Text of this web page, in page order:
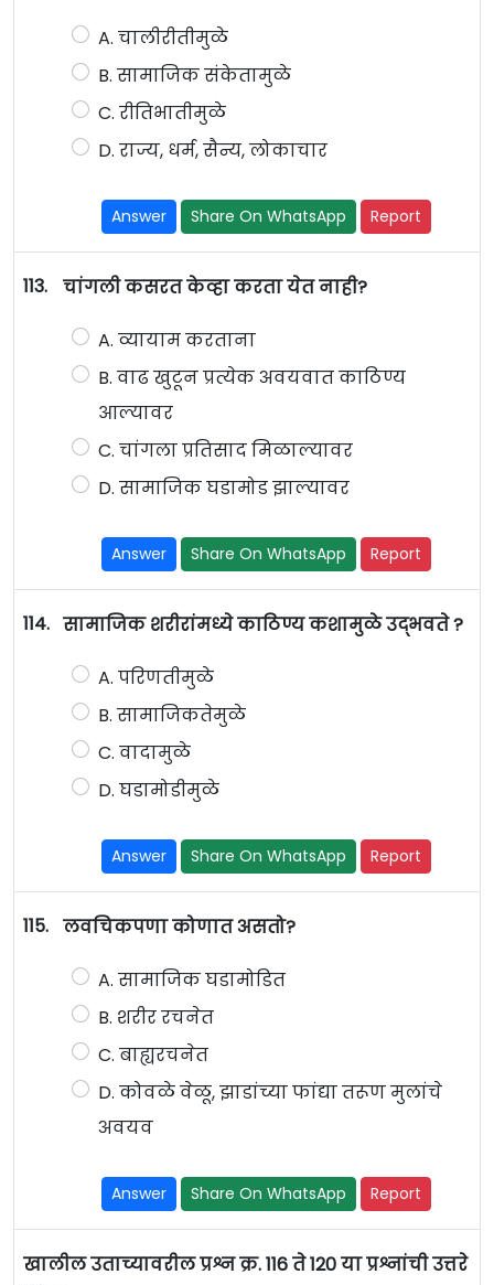
A. चालीरीतीमुळे
B. सामाजिक संकेतामुळे
C. रीतिभातीमुळे
D. राज्य, धर्म, सैन्य, लोकाचार
Answer Share On WhatsApp Report
113. चांगली कसरत केव्हा करता येत नाही?
A. व्यायाम करताना
B. वाढ खुटून प्रत्येक अवयवात काठिण्य
आल्यावर
C. चांगला प्रतिसाद मिळाल्यावर
D. सामाजिक घडामोड झाल्यावर
Answer Share On WhatsApp Report
114. सामाजिक शरीरांमध्ये काठिण्य कशामुळे उद्भवते ?
A. परिणतीमुळे
B. सामाजिकतेमुळे
C. वादामुळे
D. घडामोडीमुळे
Answer Share On WhatsApp Report
115. लवचिकपणा कोणात असतो?
A. सामाजिक घडामोडित
B. शरीर रचनेत
C. बाह्यरचनेत
D. कोवळे वेळू, झाडांच्या फांद्या तरूण मुलांचे
अवयव
Answer Share On WhatsApp Report
खालील उताच्यावरील प्रश्न क्र. 116 ते 120 या प्रश्नांची उत्तरे